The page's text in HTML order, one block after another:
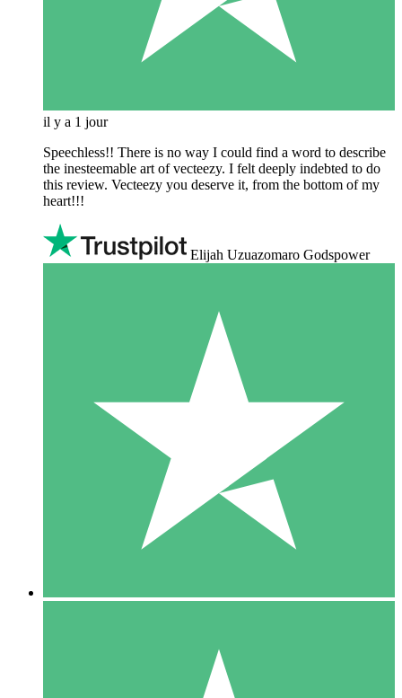
il y a 1 jour
Speechless!! There is no way I could find a word to describe
the inesteemable art of vecteezy. I felt deeply indebted to do
this review. Vecteezy you deserve it, from the bottom of my
heart!!!
Elijah Uzuazomaro Godspower